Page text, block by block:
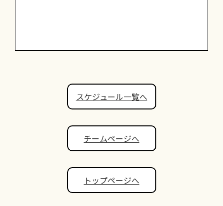
スケジュール一覧へ
チームページへ
トップページへ